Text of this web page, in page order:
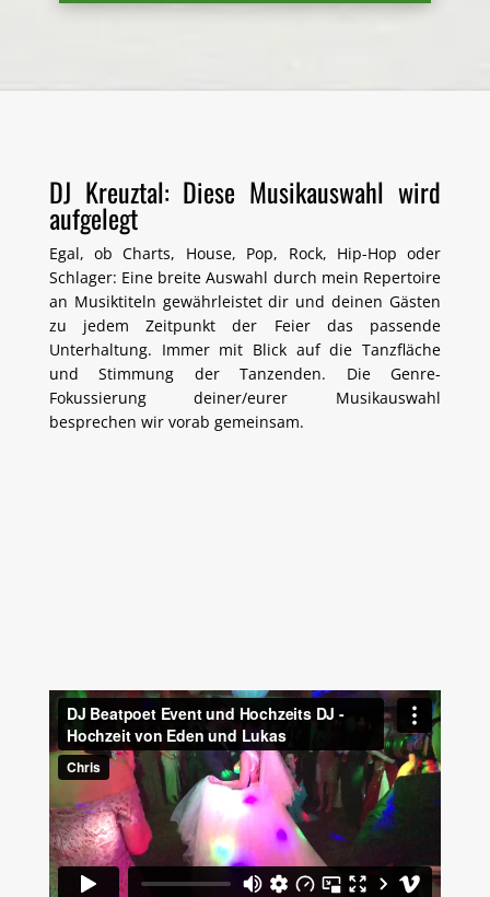
DJ Kreuztal: Diese Musikauswahl wird
aufgelegt
Egal, ob Charts, House, Pop, Rock, Hip-Hop oder
Schlager: Eine breite Auswahl durch mein Repertoire
an Musiktiteln gewährleistet dir und deinen Gästen
zu jedem Zeitpunkt der Feier das passende
Unterhaltung. Immer mit Blick auf die Tanzfläche
und Stimmung der Tanzenden. Die Genre-
Fokussierung deiner/eurer Musikauswahl
besprechen wir vorab gemeinsam.